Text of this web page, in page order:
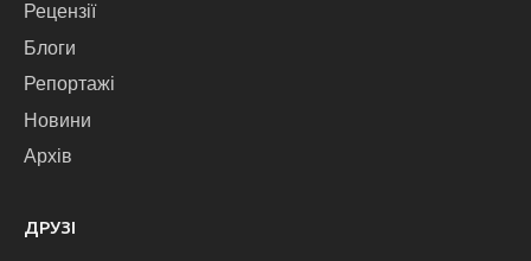
Рецензії
Блоги
Репортажі
Новини
Архів
ДРУЗІ